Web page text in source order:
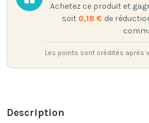
Achetez ce produit et
soit 0,18 € de
Les points sont crédités après
Description